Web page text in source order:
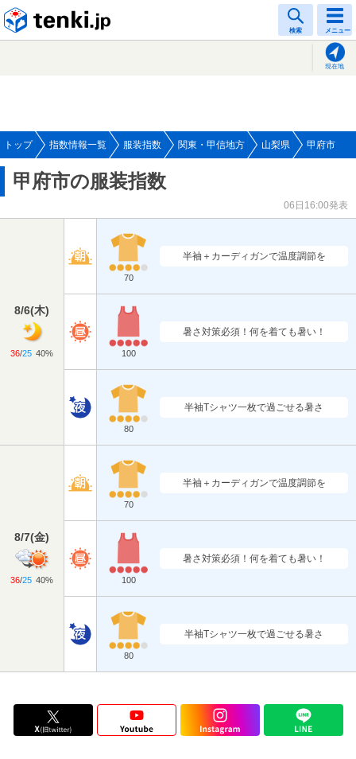
検索 メニュー
現在地
トップ 指数情報一覧 服装指数 関東・甲信地方 山梨県 甲府市
甲府市の服装指数
06日16:00発表
8/6(木)
36/25 40%
70
半袖＋カーディガンで温度調節を
100
暑さ対策必須！何を着ても暑い！
80
半袖Tシャツ一枚で過ごせる暑さ
8/7(金)
36/25 40%
70
半袖＋カーディガンで温度調節を
100
暑さ対策必須！何を着ても暑い！
80
半袖Tシャツ一枚で過ごせる暑さ